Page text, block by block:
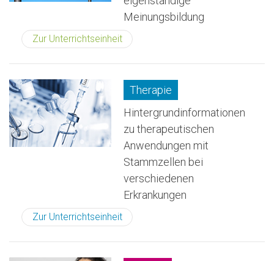
Meinungsbildung
Zur Unterrichtseinheit
Therapie
Hintergrundinformationen
zu therapeutischen
Anwendungen mit
Stammzellen bei
verschiedenen
Erkrankungen
Zur Unterrichtseinheit